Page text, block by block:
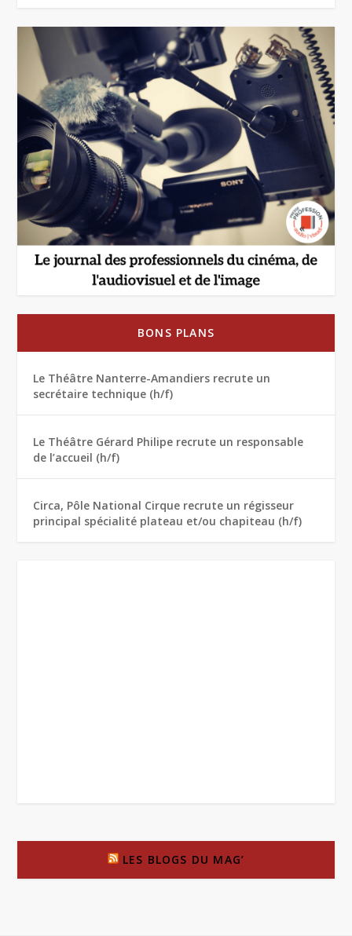
BONS PLANS
Le Théâtre Nanterre-Amandiers recrute un
secrétaire technique (h/f)
Le Théâtre Gérard Philipe recrute un responsable
de l’accueil (h/f)
Circa, Pôle National Cirque recrute un régisseur
principal spécialité plateau et/ou chapiteau (h/f)
LES BLOGS DU MAG’